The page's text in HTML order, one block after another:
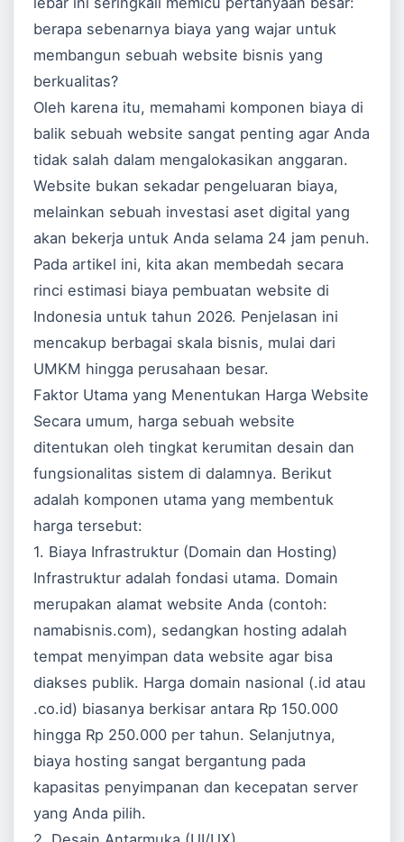
berapa sebenarnya biaya yang wajar untuk
membangun sebuah website bisnis yang
berkualitas?
Oleh karena itu, memahami komponen biaya di
balik sebuah website sangat penting agar Anda
tidak salah dalam mengalokasikan anggaran.
Website bukan sekadar pengeluaran biaya,
melainkan sebuah investasi aset digital yang
akan bekerja untuk Anda selama 24 jam penuh.
Pada artikel ini, kita akan membedah secara
rinci estimasi biaya pembuatan website di
Indonesia untuk tahun 2026. Penjelasan ini
mencakup berbagai skala bisnis, mulai dari
UMKM hingga perusahaan besar.
Faktor Utama yang Menentukan Harga Website
Secara umum, harga sebuah website
ditentukan oleh tingkat kerumitan desain dan
fungsionalitas sistem di dalamnya. Berikut
adalah komponen utama yang membentuk
harga tersebut:
1. Biaya Infrastruktur (Domain dan Hosting)
Infrastruktur adalah fondasi utama. Domain
merupakan alamat website Anda (contoh:
namabisnis.com), sedangkan hosting adalah
tempat menyimpan data website agar bisa
diakses publik. Harga domain nasional (.id atau
.co.id) biasanya berkisar antara Rp 150.000
hingga Rp 250.000 per tahun. Selanjutnya,
biaya hosting sangat bergantung pada
kapasitas penyimpanan dan kecepatan server
yang Anda pilih.